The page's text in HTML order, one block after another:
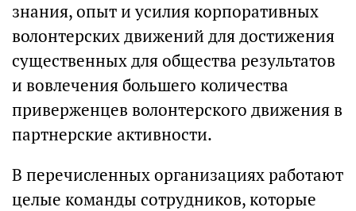
знания, опыт и усилия корпоративных
волонтерских движений для достижения
существенных для общества результатов
и вовлечения большего количества
приверженцев волонтерского движения в
партнерские активности.
В перечисленных организациях работают
целые команды сотрудников, которые